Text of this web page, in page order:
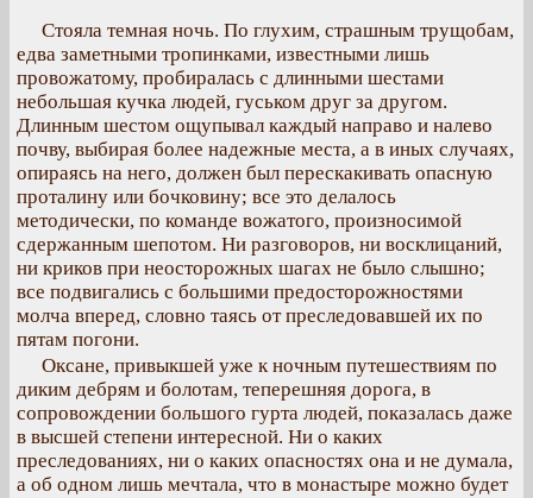
Стояла темная ночь. По глухим, страшным трущобам,
едва заметными тропинками, известными лишь
провожатому, пробиралась с длинными шестами
небольшая кучка людей, гуськом друг за другом.
Длинным шестом ощупывал каждый направо и налево
почву, выбирая более надежные места, а в иных случаях,
опираясь на него, должен был перескакивать опасную
проталину или бочковину; все это делалось
методически, по команде вожатого, произносимой
сдержанным шепотом. Ни разговоров, ни восклицаний,
ни криков при неосторожных шагах не было слышно;
все подвигались с большими предосторожностями
молча вперед, словно таясь от преследовавшей их по
пятам погони.
Оксане, привыкшей уже к ночным путешествиям по
диким дебрям и болотам, теперешняя дорога, в
сопровождении большого гурта людей, показалась даже
в высшей степени интересной. Ни о каких
преследованиях, ни о каких опасностях она и не думала,
а об одном лишь мечтала, что в монастыре можно будет